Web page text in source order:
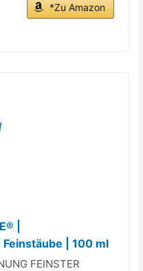
*Zu Amazon
|
| 100 ml
FEINSTER